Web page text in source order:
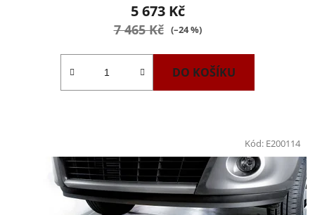
5 673 Kč
7 465 Kč (–24 %)
DO KOŠÍKU
Kód: E200114